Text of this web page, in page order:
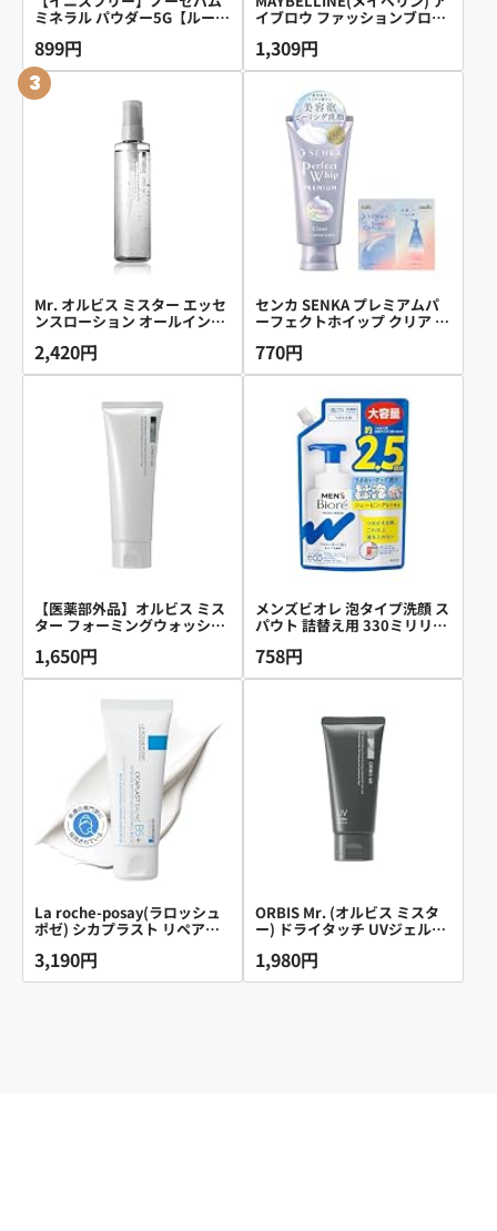
ミネラル パウダー5G【ルース
崩れない 毛穴レス 脂性肌 テ
カリ防止 サラサラ 皮脂 韓国
コスメ 化粧直し 持ち運び 敏
感肌 ナチュラル仕上げ 脂性肌
人気 コスパ メンズ 透明感 メ
イクキープ ベタつき防止 ノー
ファンデ プレゼント プチプラ
24時間 保湿 くすみ ニキビ肌
OK 低刺激 旅行用 Tゾーン時
短 マット ツヤ 乾燥 ふんわり
透明 崩れにくい 韓国コスメ
899円
イブロウ ファッションブロウ
明るい茶色 ペンシル メンズ
鉛筆
1,309円
3
Mr. オルビス ミスター エッセ
ンスローション オールインワ
ズ 180mL【医薬部外品】
2,420円
センカ SENKA プレミアムパ
ーフェクトホイップ クリア 洗
(医薬部外品)
770円
【医薬部外品】オルビス ミス
ター フォーミングウォッシュ
密泡) 洗顔フォーム
1,650円
メンズビオレ 泡タイプ洗顔 ス
パウト 詰替え用 330ミリリッ
758円
La roche-posay(ラロッシュ
ポゼ) シカプラスト リペアク
身 乾燥 花粉 CICA メンズ
40mL
3,190円
ORBIS Mr. (オルビス ミスタ
ー) ドライタッチ UVジェル
男女兼用
1,980円